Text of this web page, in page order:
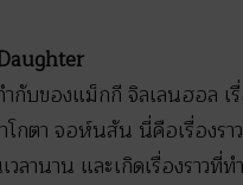
ำกับของแม็กกี จิลเลนฮอล เ
กตา จอห์นสัน นี่คือเรื่องร
วลานาน และเกิดเรื่องราว